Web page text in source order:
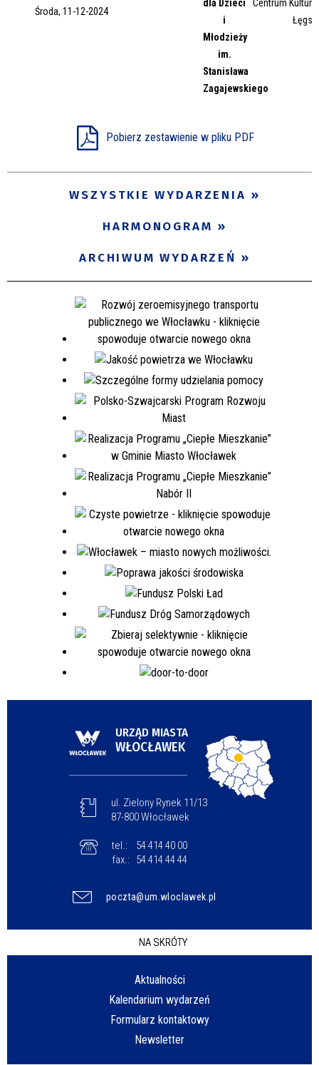
Miejsce
Środa, 11-12-2024
dla Dzieci
i
Młodzieży
im.
Stanisława
Zagajewskiego
Centrum Kultury
Pobierz zestawienie w pliku PDF
WSZYSTKIE WYDARZENIA
HARMONOGRAM
ARCHIWUM WYDARZEŃ
URZĄD MIASTA
WŁOCŁAWEK
ul. Zielony Rynek 11/13
87-800 Włocławek
tel.:
54 414 40 00
fax.:
54 414 44 44
poczta@um.wloclawek.pl
NA SKRÓTY
Aktualności
Kalendarium wydarzeń
Formularz kontaktowy
Newsletter